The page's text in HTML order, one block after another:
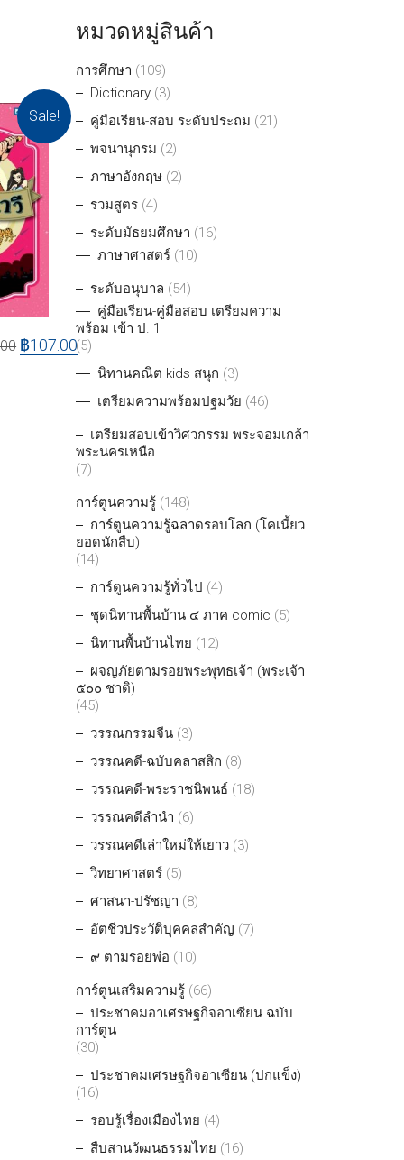
Sale!
฿107.00
หมวดหมู่สินค้า
การศึกษา (109)
Dictionary (3)
คู่มือเรียน-สอบ ระดับประถม (21)
พจนานุกรม (2)
ภาษาอังกฤษ (2)
รวมสูตร (4)
ระดับมัธยมศึกษา (16)
ภาษาศาสตร์ (10)
ระดับอนุบาล (54)
คู่มือเรียน-คู่มือสอบ เตรียมความ
พร้อม เข้า ป. 1
(5)
นิทานคณิต kids สนุก (3)
เตรียมความพร้อมปฐมวัย (46)
เตรียมสอบเข้าวิศวกรรม พระจอมเกล้า
พระนครเหนือ
(7)
การ์ตูนความรู้ (148)
การ์ตูนความรู้ฉลาดรอบโลก (โคเนี้ยว
ยอดนักสืบ)
(14)
การ์ตูนความรู้ทั่วไป (4)
ชุดนิทานพื้นบ้าน ๔ ภาค comic (5)
นิทานพื้นบ้านไทย (12)
ผจญภัยตามรอยพระพุทธเจ้า (พระเจ้า
๕๐๐ ชาติ)
(45)
วรรณกรรมจีน (3)
วรรณคดี-ฉบับคลาสสิก (8)
วรรณคดี-พระราชนิพนธ์ (18)
วรรณคดีลำนำ (6)
วรรณคดีเล่าใหม่ให้เยาว (3)
วิทยาศาสตร์ (5)
ศาสนา-ปรัชญา (8)
อัตชีวประวัติบุคคลสำคัญ (7)
๙ ตามรอยพ่อ (10)
การ์ตูนเสริมความรู้ (66)
ประชาคมอาเศรษฐกิจอาเซียน ฉบับ
การ์ตูน
(30)
ประชาคมเศรษฐกิจอาเซียน (ปกแข็ง)
(16)
รอบรู้เรื่องเมืองไทย (4)
สืบสานวัฒนธรรมไทย (16)